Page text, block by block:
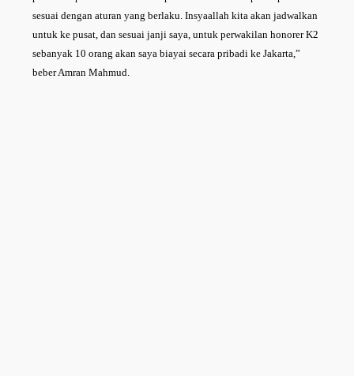
sesuai dengan aturan yang berlaku. Insyaallah kita akan jadwalkan
untuk ke pusat, dan sesuai janji saya, untuk perwakilan honorer K2
sebanyak 10 orang akan saya biayai secara pribadi ke Jakarta,”
beber Amran Mahmud.